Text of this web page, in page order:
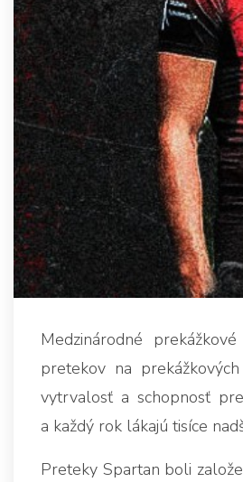
Medzinárodné
pretekov na
vytrvalosť a schopnosť
a každý rok lákajú tisíce
Preteky Spartan boli